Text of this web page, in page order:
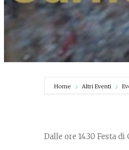
Home Altri Eventi
Dalle ore 14.30 Festa